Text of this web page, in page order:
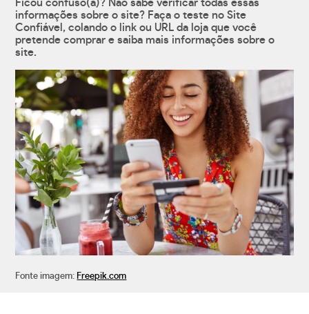
Ficou confuso(a)? Não sabe verificar todas essas
informações sobre o site? Faça o teste no Site
Confiável, colando o link ou URL da loja que você
pretende comprar e saiba mais informações sobre o
site.
Fonte imagem: Freepik.com